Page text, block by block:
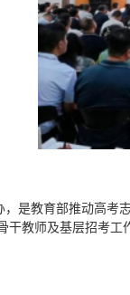
是教育部推动高考
教师及基层招考